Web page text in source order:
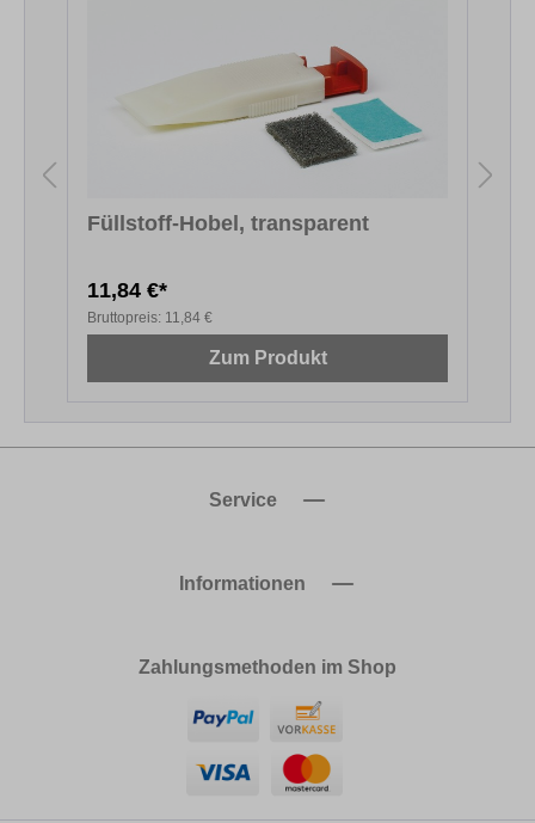
Füllstoff-Hobel, transparent
11,84 €*
Bruttopreis: 11,84 €
Zum Produkt
Service
Informationen
Zahlungsmethoden im Shop